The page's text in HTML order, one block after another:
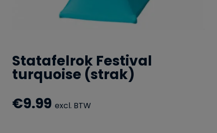
Statafelrok Festival
turquoise (strak)
€9.99 excl. BTW